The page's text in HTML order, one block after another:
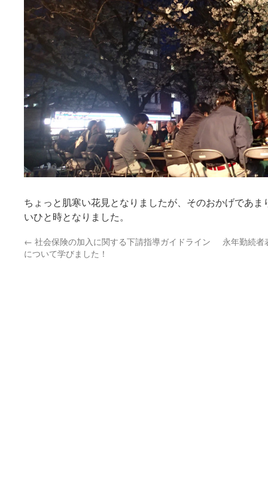
ちょっと肌寒い花見となりましたが、そのおかげであ
いひと時となりました。
← 社会保険の加入に関する下請指導ガイドライン
について学びました！
永年勤続者